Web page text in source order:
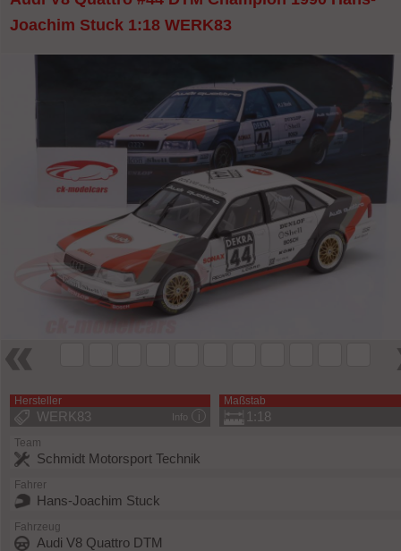
Joachim Stuck 1:18 WERK83
Hersteller
Info
WERK83
Maßstab
1:18
Team
Schmidt Motorsport Technik
Fahrer
Hans-Joachim Stuck
Fahrzeug
Audi V8 Quattro DTM